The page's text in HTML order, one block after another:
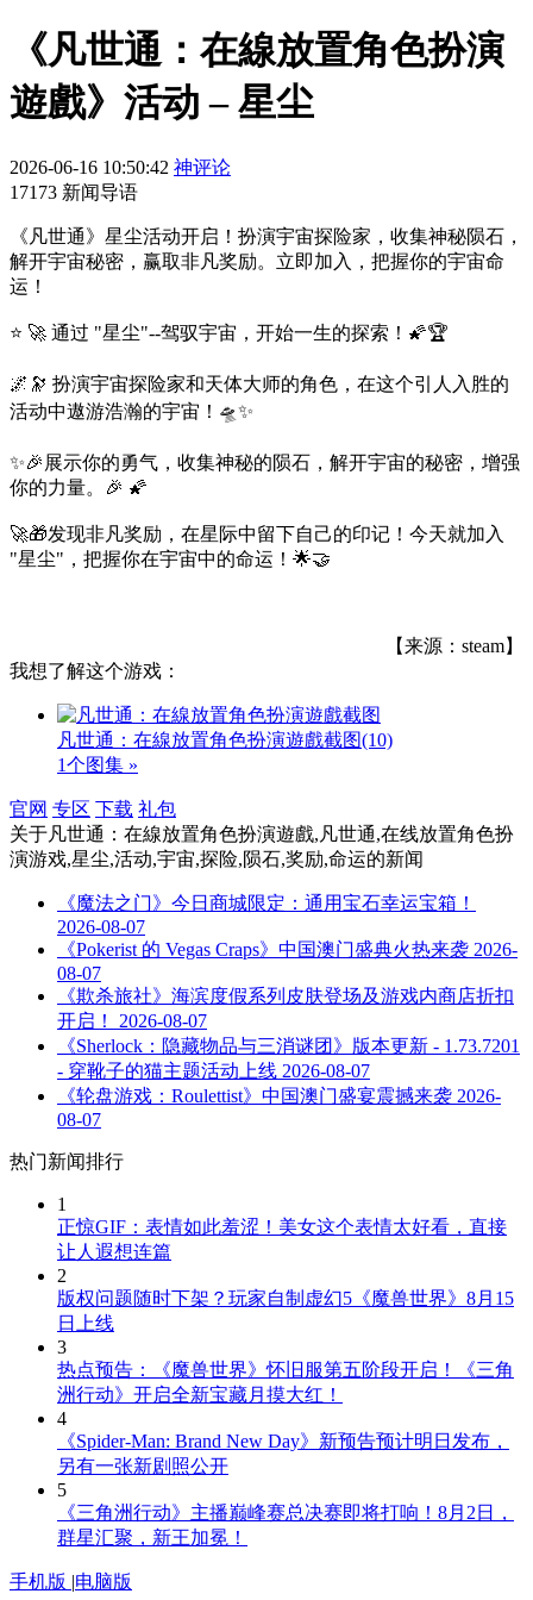
《凡世通：在線放置角色扮演
遊戲》活动 – 星尘
2026-06-16 10:50:42 神评论
17173 新闻导语
《凡世通》星尘活动开启！扮演宇宙探险家，收集神秘陨石，
解开宇宙秘密，赢取非凡奖励。立即加入，把握你的宇宙命
运！
⭐️ 🚀 通过 "星尘"--驾驭宇宙，开始一生的探索！🌠🏆
🌌🔭 扮演宇宙探险家和天体大师的角色，在这个引人入胜的
活动中遨游浩瀚的宇宙！🛸✨
✨🎉展示你的勇气，收集神秘的陨石，解开宇宙的秘密，增强
你的力量。🎉 🌠
🚀🎁发现非凡奖励，在星际中留下自己的印记！今天就加入
"星尘"，把握你在宇宙中的命运！🌟🤝
【来源：steam】
我想了解这个游戏：
凡世通：在線放置角色扮演遊戲截图(10)
1个图集 »
官网 专区 下载 礼包
关于凡世通：在線放置角色扮演遊戲,凡世通,在线放置角色扮
演游戏,星尘,活动,宇宙,探险,陨石,奖励,命运的新闻
《魔法之门》今日商城限定：通用宝石幸运宝箱！
2026-08-07
《Pokerist 的 Vegas Craps》中国澳门盛典火热来袭 2026-
08-07
《欺杀旅社》海滨度假系列皮肤登场及游戏内商店折扣
开启！
2026-08-07
《Sherlock：隐藏物品与三消谜团》版本更新 - 1.73.7201
- 穿靴子的猫主题活动上线 2026-08-07
《轮盘游戏：Roulettist》中国澳门盛宴震撼来袭 2026-
08-07
热门新闻排行
1
正惊GIF：表情如此羞涩！美女这个表情太好看，直接
让人遐想连篇
2
版权问题随时下架？玩家自制虚幻5《魔兽世界》8月15
日上线
3
热点预告：《魔兽世界》怀旧服第五阶段开启！《三角
洲行动》开启全新宝藏月摸大红！
4
《Spider-Man: Brand New Day》新预告预计明日发布，
另有一张新剧照公开
5
《三角洲行动》主播巅峰赛总决赛即将打响！8月2日，
群星汇聚，新王加冕！
手机版 |电脑版